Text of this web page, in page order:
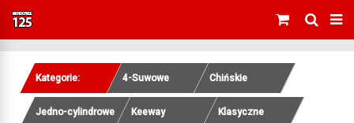
Kategorie: 4-Suwowe Chińskie
Jedno-cylindrowe Keeway Klasyczne